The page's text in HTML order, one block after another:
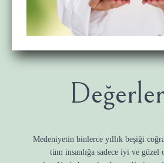
Medeniyetin binlerce yıllık beşiği
tüm insanlığa sadece iyi ve güzel